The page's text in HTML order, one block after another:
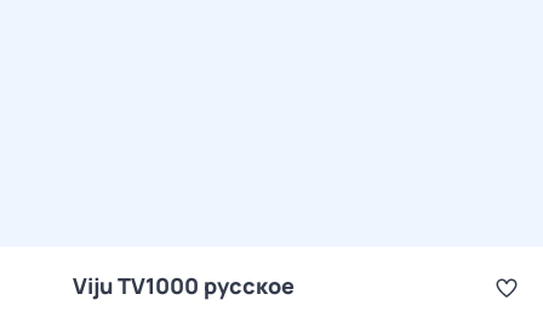
Viju TV1000 русское